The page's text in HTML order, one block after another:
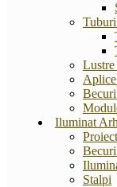
Iluminat
Stalpi